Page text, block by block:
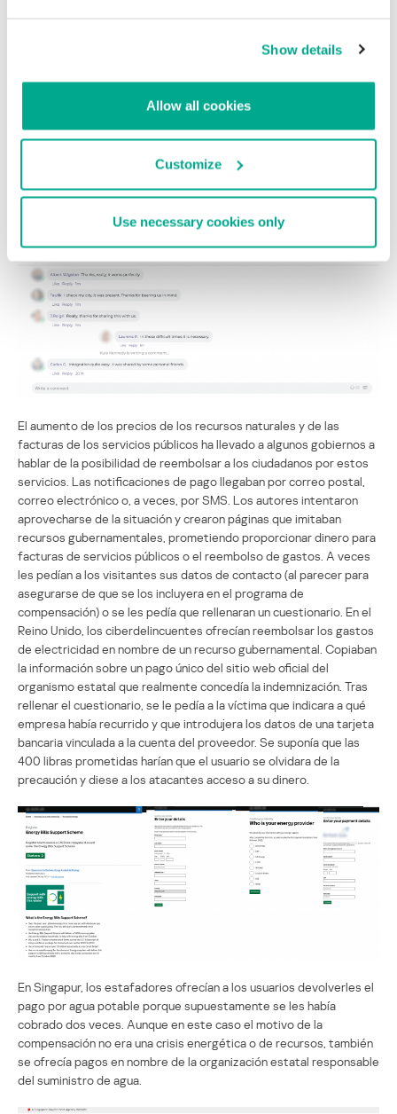
Show details
Allow all cookies
Customize
Use necessary cookies only
El aumento de los precios de los recursos naturales y de las
facturas de los servicios públicos ha llevado a algunos gobiernos a
hablar de la posibilidad de reembolsar a los ciudadanos por estos
servicios. Las notificaciones de pago llegaban por correo postal,
correo electrónico o, a veces, por SMS. Los autores intentaron
aprovecharse de la situación y crearon páginas que imitaban
recursos gubernamentales, prometiendo proporcionar dinero para
facturas de servicios públicos o el reembolso de gastos. A veces
les pedían a los visitantes sus datos de contacto (al parecer para
asegurarse de que se los incluyera en el programa de
compensación) o se les pedía que rellenaran un cuestionario. En el
Reino Unido, los ciberdelincuentes ofrecían reembolsar los gastos
de electricidad en nombre de un recurso gubernamental. Copiaban
la información sobre un pago único del sitio web oficial del
organismo estatal que realmente concedía la indemnización. Tras
rellenar el cuestionario, se le pedía a la víctima que indicara a qué
empresa había recurrido y que introdujera los datos de una tarjeta
bancaria vinculada a la cuenta del proveedor. Se suponía que las
400 libras prometidas harían que el usuario se olvidara de la
precaución y diese a los atacantes acceso a su dinero.
En Singapur, los estafadores ofrecían a los usuarios devolverles el
pago por agua potable porque supuestamente se les había
cobrado dos veces. Aunque en este caso el motivo de la
compensación no era una crisis energética o de recursos, también
se ofrecía pagos en nombre de la organización estatal responsable
del suministro de agua.